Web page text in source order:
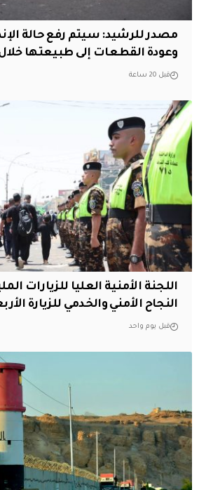
مصدر للرشيد: سيتم رفع حالة
وعودة القطعات إلى طبيعتها
قبل 20 ساعة
اللجنة الأمنية العليا للزيارات
النجاح الأمني والخدمي للزيارة
قبل يوم واحد